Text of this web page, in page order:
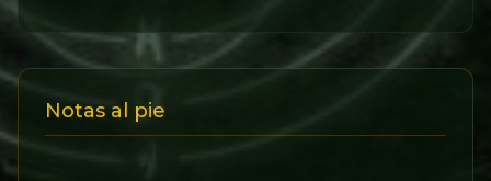
Notas al pie